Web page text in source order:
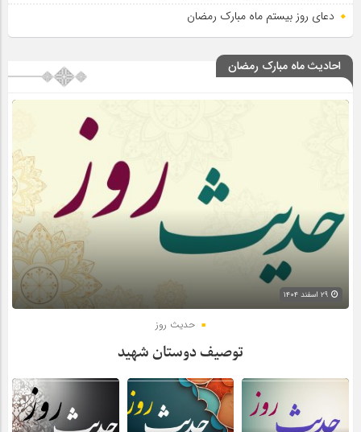
دعای روز بیستم ماه مبارک رمضان
احادیث ماه مبارک رمضان
حدیث روز
توصیف دوستان شهید